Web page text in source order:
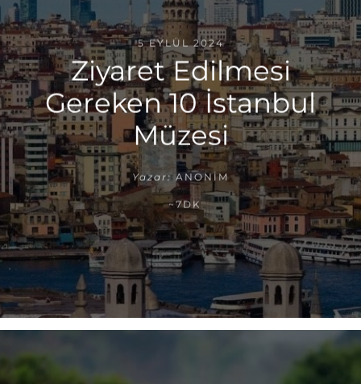
5 EYLÜL 2024
Ziyaret Edilmesi
Gereken 10 İstanbul
Müzesi
Yazar: ANONIM
~7DK